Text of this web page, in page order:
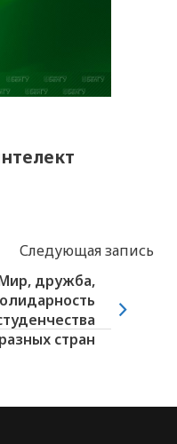
Следующая запись
дружба,
разных стран